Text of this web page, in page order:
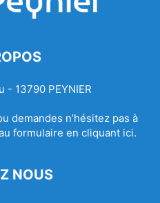
- 13790 PEYNIER
demandes n’hésitez pas à
formulaire en cliquant ici.
NOUS